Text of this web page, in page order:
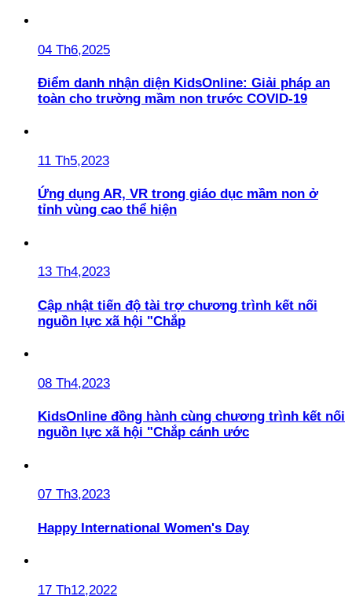
04 Th6,2025
Điểm danh nhận diện KidsOnline: Giải pháp an
toàn cho trường mầm non trước COVID-19
11 Th5,2023
Ứng dụng AR, VR trong giáo dục mầm non ở
tỉnh vùng cao thể hiện
13 Th4,2023
Cập nhật tiến độ tài trợ chương trình kết nối
nguồn lực xã hội "Chắp
08 Th4,2023
KidsOnline đồng hành cùng chương trình kết nối
nguồn lực xã hội "Chắp cánh ước
07 Th3,2023
Happy International Women's Day
17 Th12,2022